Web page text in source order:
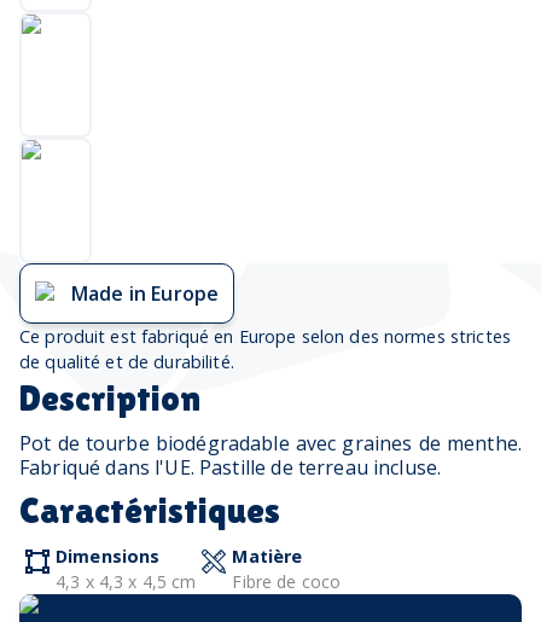
Made in Europe
Ce produit est fabriqué en Europe selon des normes strictes
de qualité et de durabilité.
Description
Pot de tourbe biodégradable avec graines de menthe.
Fabriqué dans l'UE. Pastille de terreau incluse.
Caractéristiques
Dimensions
4,3 x 4,3 x 4,5 cm
Matière
Fibre de coco